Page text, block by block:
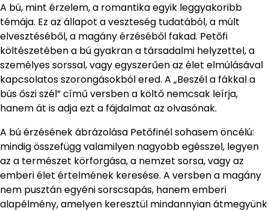
A bú, mint érzelem, a romantika egyik leggyakoribb
témája. Ez az állapot a veszteség tudatából, a múlt
elvesztéséből, a magány érzéséből fakad. Petőfi
költészetében a bú gyakran a társadalmi helyzettel, a
személyes sorssal, vagy egyszerűen az élet elmúlásával
kapcsolatos szorongásokból ered. A „Beszél a fákkal a
bús őszi szél” című versben a költő nemcsak leírja,
hanem át is adja ezt a fájdalmat az olvasónak.
A bú érzésének ábrázolása Petőfinél sohasem öncélú:
mindig összefügg valamilyen nagyobb egésszel, legyen
az a természet körforgása, a nemzet sorsa, vagy az
emberi élet értelmének keresése. A versben a magány
nem pusztán egyéni sorscsapás, hanem emberi
alapélmény, amelyen keresztül mindannyian átmegyünk